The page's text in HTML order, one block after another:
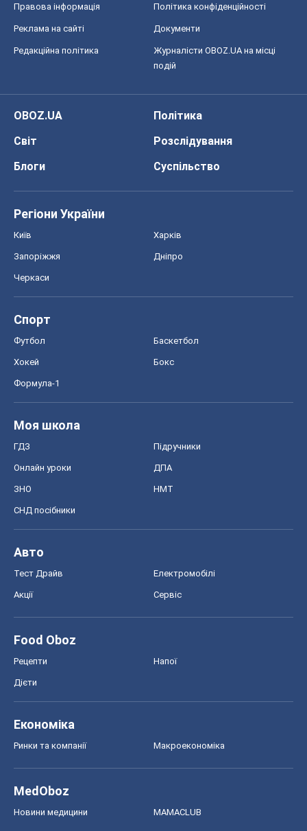
Правова інформація Політика конфіденційності
Реклама на сайті Документи
Редакційна політика
Журналісти OBOZ.UA на місці
подій
OBOZ.UA
Політика
Світ
Розслідування
Блоги
Суспільство
Регіони України
Київ Харків
Запоріжжя Дніпро
Черкаси
Спорт
Футбол Баскетбол
Хокей Бокс
Формула-1
Моя школа
ГДЗ Підручники
Онлайн уроки ДПА
ЗНО НМТ
СНД посібники
Авто
Тест Драйв Електромобілі
Акції Сервіс
Food Oboz
Рецепти Напої
Дієти
Економіка
Ринки та компанії Макроекономіка
MedOboz
Новини медицини MAMACLUB